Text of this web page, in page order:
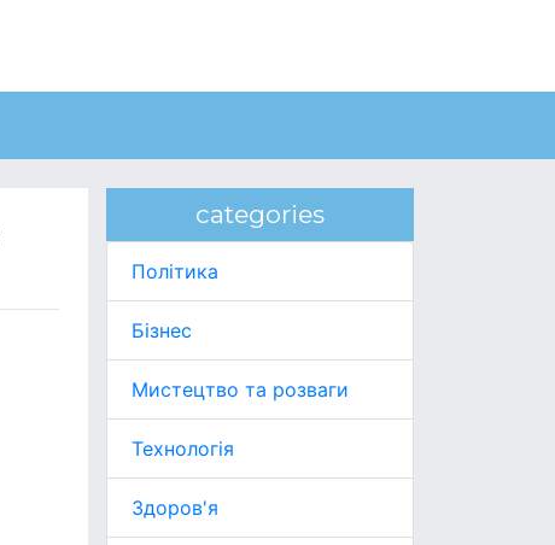
categories
Політика
Бізнес
Мистецтво та розваги
Технологія
Здоров'я